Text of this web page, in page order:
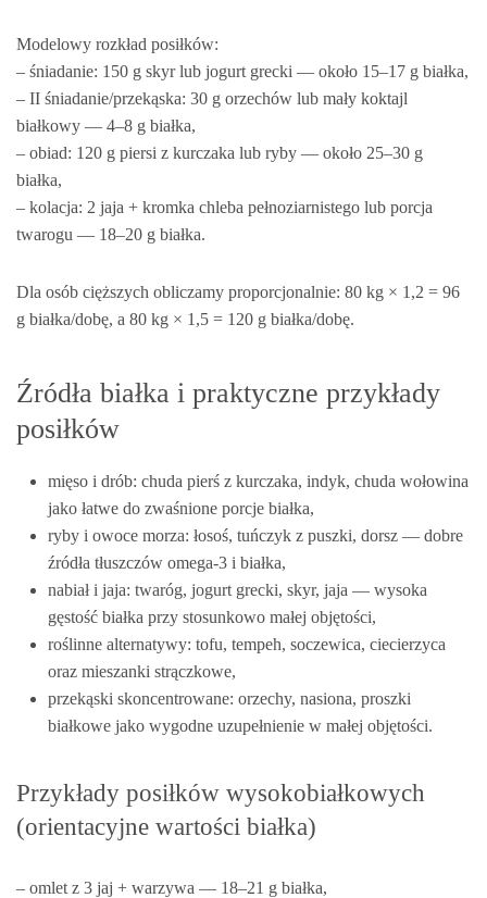
Modelowy rozkład posiłków:
– śniadanie: 150 g skyr lub jogurt grecki — około 15–17 g białka,
– II śniadanie/przekąska: 30 g orzechów lub mały koktajl
białkowy — 4–8 g białka,
– obiad: 120 g piersi z kurczaka lub ryby — około 25–30 g
białka,
– kolacja: 2 jaja + kromka chleba pełnoziarnistego lub porcja
twarogu — 18–20 g białka.
Dla osób cięższych obliczamy proporcjonalnie: 80 kg × 1,2 = 96
g białka/dobę, a 80 kg × 1,5 = 120 g białka/dobę.
Źródła białka i praktyczne przykłady
posiłków
mięso i drób: chuda pierś z kurczaka, indyk, chuda wołowina
jako łatwe do zwaśnione porcje białka,
ryby i owoce morza: łosoś, tuńczyk z puszki, dorsz — dobre
źródła tłuszczów omega‑3 i białka,
nabiał i jaja: twaróg, jogurt grecki, skyr, jaja — wysoka
gęstość białka przy stosunkowo małej objętości,
roślinne alternatywy: tofu, tempeh, soczewica, ciecierzyca
oraz mieszanki strączkowe,
przekąski skoncentrowane: orzechy, nasiona, proszki
białkowe jako wygodne uzupełnienie w małej objętości.
Przykłady posiłków wysokobiałkowych
(orientacyjne wartości białka)
– omlet z 3 jaj + warzywa — 18–21 g białka,